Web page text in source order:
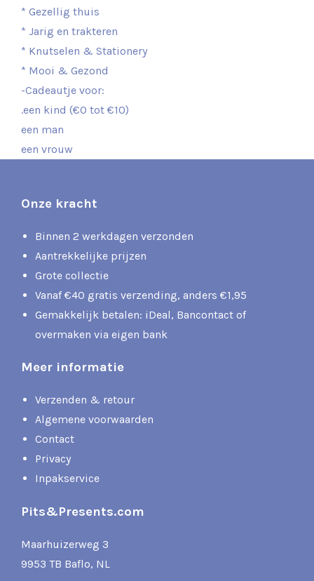
* Gezellig thuis
* Jarig en trakteren
* Knutselen & Stationery
* Mooi & Gezond
-Cadeautje voor:
.een kind (€0 tot €10)
een man
een vrouw
Onze kracht
Binnen 2 werkdagen verzonden
Aantrekkelijke prijzen
Grote collectie
Vanaf €40 gratis verzending, anders €1,95
Gemakkelijk betalen: iDeal, Bancontact of
overmaken via eigen bank
Meer informatie
Verzenden & retour
Algemene voorwaarden
Contact
Privacy
Inpakservice
Pits&Presents.com
Maarhuizerweg 3
9953 TB Baflo, NL